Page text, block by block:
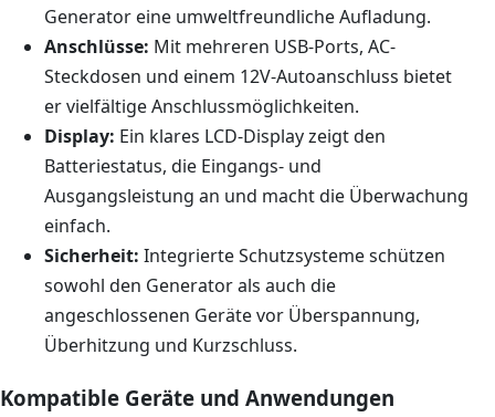
Generator eine umweltfreundliche Aufladung.
Anschlüsse: Mit mehreren USB-Ports, AC-
Steckdosen und einem 12V-Autoanschluss bietet
er vielfältige Anschlussmöglichkeiten.
Display: Ein klares LCD-Display zeigt den
Batteriestatus, die Eingangs- und
Ausgangsleistung an und macht die Überwachung
einfach.
Sicherheit: Integrierte Schutzsysteme schützen
sowohl den Generator als auch die
angeschlossenen Geräte vor Überspannung,
Überhitzung und Kurzschluss.
Kompatible Geräte und Anwendungen